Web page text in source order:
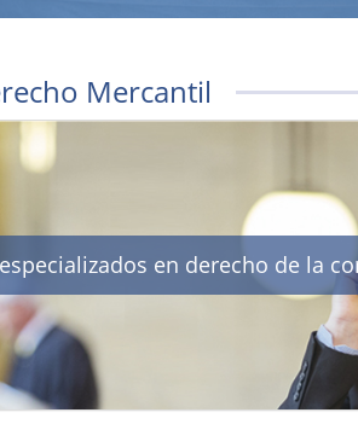
Mercantil
en derecho de la